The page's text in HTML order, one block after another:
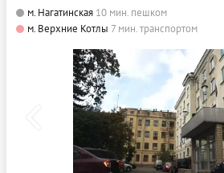
м. Нагатинская 10 мин. пешком
м. Верхние Котлы 7 мин. транспортом